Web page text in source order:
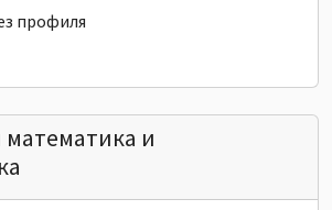
профиля
и